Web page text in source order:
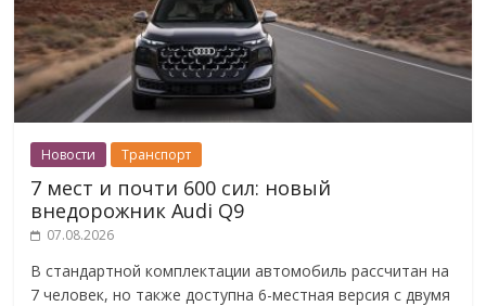
Новости Транспорт
7 мест и почти 600 сил: новый
внедорожник Audi Q9
07.08.2026
В стандартной комплектации автомобиль рассчитан на
7 человек, но также доступна 6-местная версия с двумя